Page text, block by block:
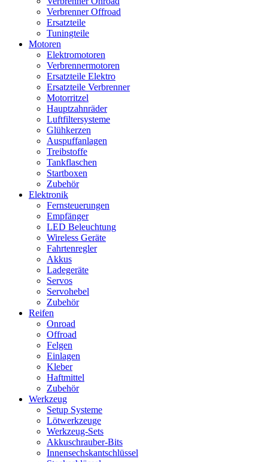
Verbrenner Offroad
Ersatzteile
Tuningteile
Motoren
Elektromotoren
Verbrennermotoren
Ersatzteile Elektro
Ersatzteile Verbrenner
Motorritzel
Hauptzahnräder
Luftfiltersysteme
Glühkerzen
Auspuffanlagen
Treibstoffe
Tankflaschen
Startboxen
Zubehör
Elektronik
Fernsteuerungen
Empfänger
LED Beleuchtung
Wireless Geräte
Fahrtenregler
Akkus
Ladegeräte
Servos
Servohebel
Zubehör
Reifen
Onroad
Offroad
Felgen
Einlagen
Kleber
Haftmittel
Zubehör
Werkzeug
Setup Systeme
Lötwerkzeuge
Werkzeug-Sets
Akkuschrauber-Bits
Innensechskantschlüssel